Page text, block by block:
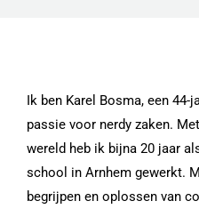
Ik ben Karel Bosma, een 44-
passie voor nerdy zaken.
wereld heb ik bijna 20 jaar
school in Arnhem gewerkt.
begrijpen en oplossen van